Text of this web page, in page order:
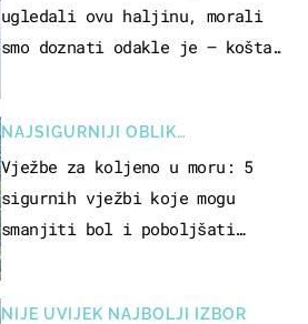
ugledali ovu haljinu, morali
smo doznati odakle je – košta
NAJSIGURNIJI OBLIK
REKREACIJE
Vježbe za koljeno u moru: 5
sigurnih vježbi koje mogu
smanjiti bol i poboljšati
NIJE UVIJEK NAJBOLJI IZBOR